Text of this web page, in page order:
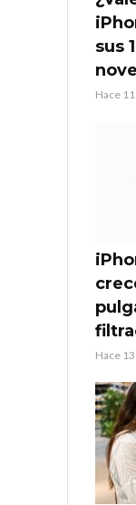
sus
Hace
Hace